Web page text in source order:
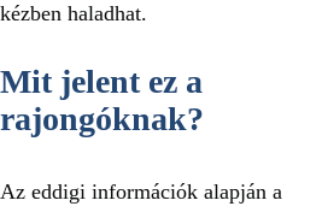
kézben haladhat.
Mit jelent ez a
rajongóknak?
Az eddigi információk alapján a